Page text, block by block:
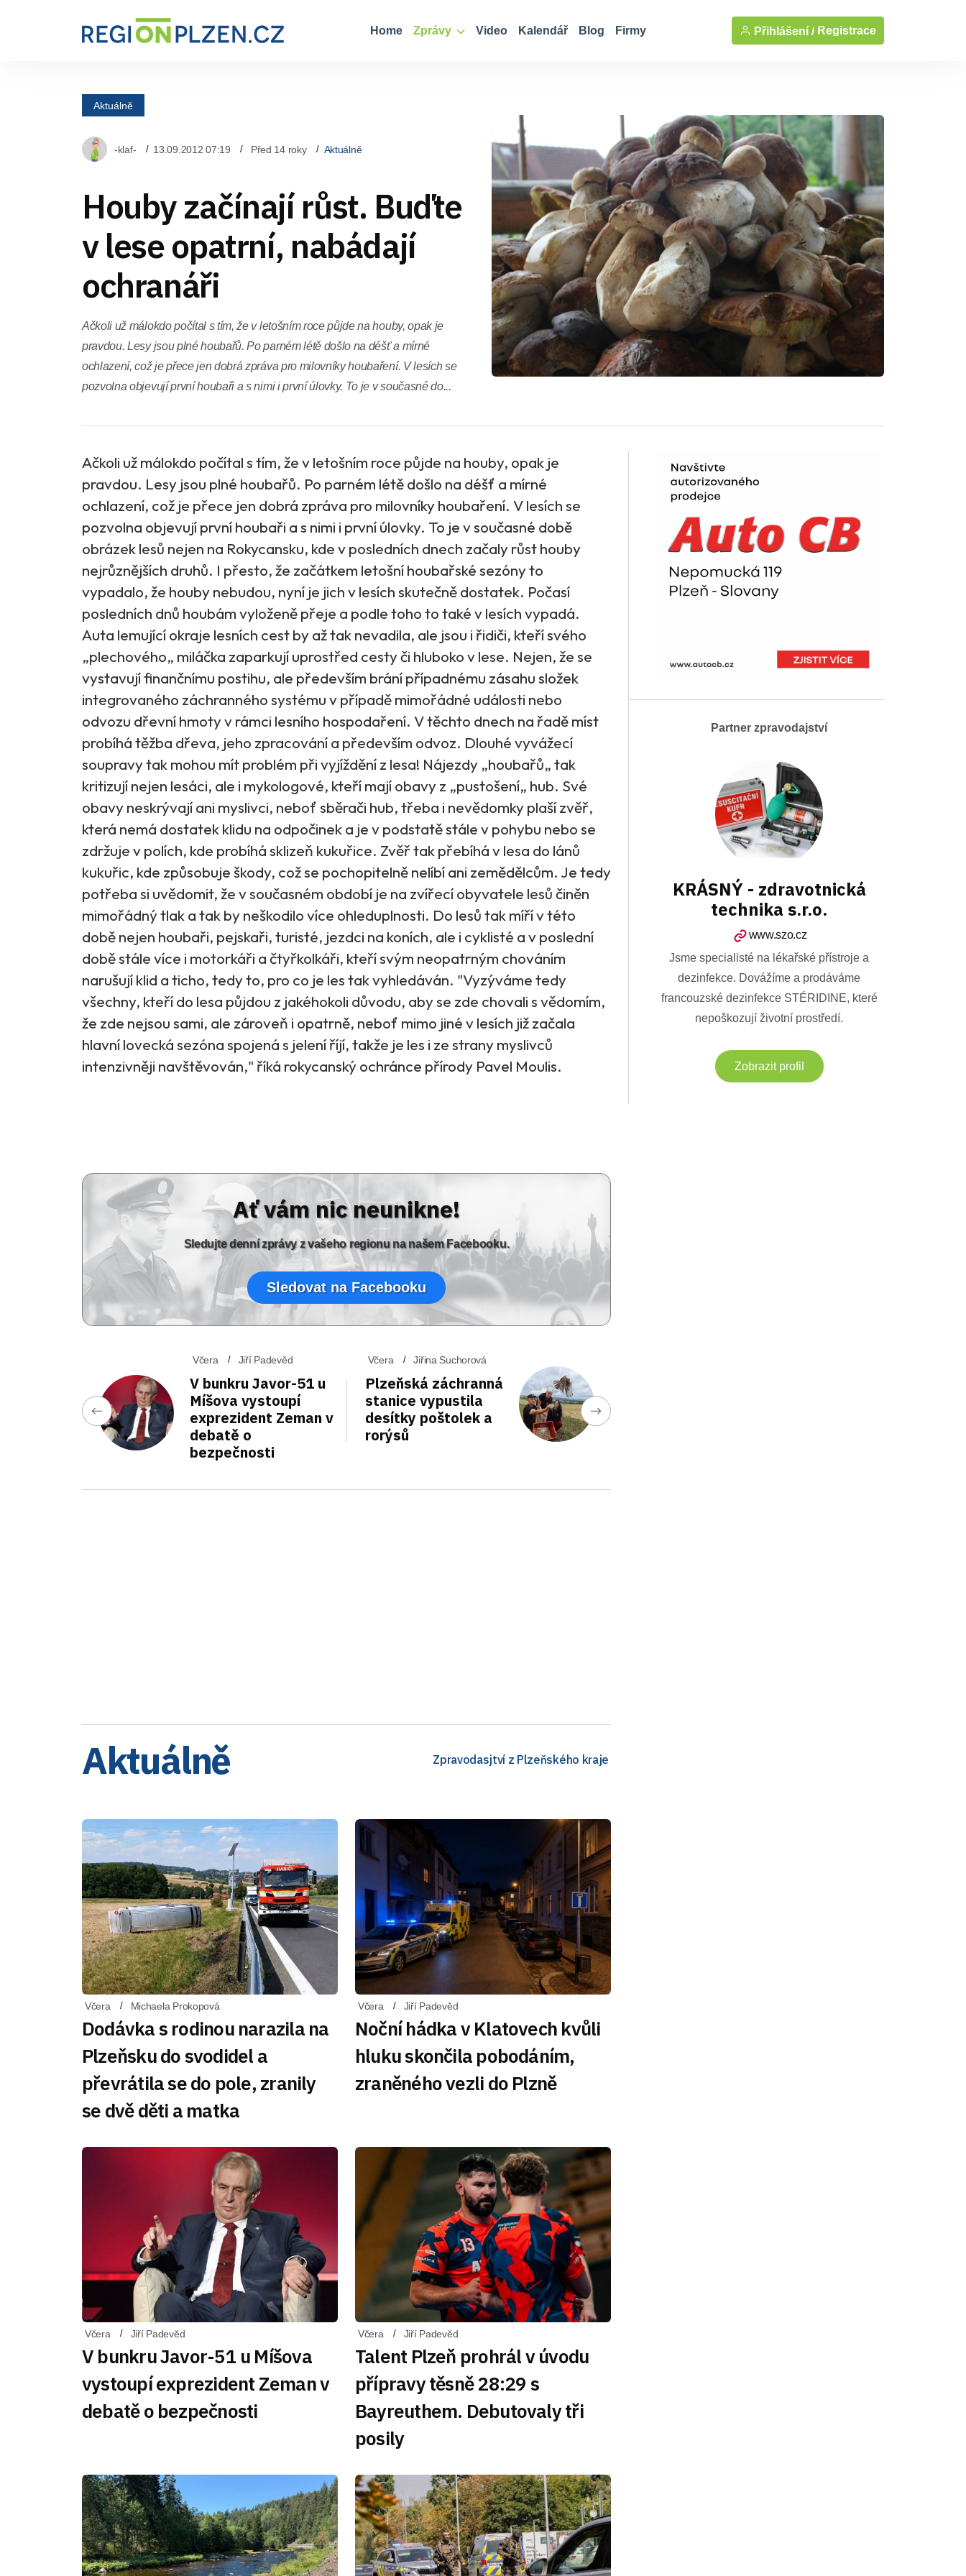
Home Zprávy Video Kalendář Blog Firmy Přihlášení / Registrace
Aktuálně
-klaf- 13.09.2012 07:19 Před 14 roky Aktuálně
Houby začínají růst. Buďte
v lese opatrní, nabádají
ochranáři
Ačkoli už málokdo počítal s tím, že v letošním roce půjde na houby, opak je
pravdou. Lesy jsou plné houbařů. Po parném létě došlo na déšť a mírné
ochlazení, což je přece jen dobrá zpráva pro milovníky houbaření. V lesích se
pozvolna objevují první houbaři a s nimi i první úlovky. To je v současné do...
Ačkoli už málokdo počítal s tím, že v letošním roce půjde na houby, opak je
pravdou. Lesy jsou plné houbařů. Po parném létě došlo na déšť a mírné
ochlazení, což je přece jen dobrá zpráva pro milovníky houbaření. V lesích se
pozvolna objevují první houbaři a s nimi i první úlovky. To je v současné době
obrázek lesů nejen na Rokycansku, kde v posledních dnech začaly růst houby
nejrůznějších druhů. I přesto, že začátkem letošní houbařské sezóny to
vypadalo, že houby nebudou, nyní je jich v lesích skutečně dostatek. Počasí
posledních dnů houbám vyloženě přeje a podle toho to také v lesích vypadá.
Auta lemující okraje lesních cest by až tak nevadila, ale jsou i řidiči, kteří svého
„plechového„ miláčka zaparkují uprostřed cesty či hluboko v lese. Nejen, že se
vystavují finančnímu postihu, ale především brání případnému zásahu složek
integrovaného záchranného systému v případě mimořádné události nebo
odvozu dřevní hmoty v rámci lesního hospodaření. V těchto dnech na řadě míst
probíhá těžba dřeva, jeho zpracování a především odvoz. Dlouhé vyvážecí
soupravy tak mohou mít problém při vyjíždění z lesa! Nájezdy „houbařů„ tak
kritizují nejen lesáci, ale i mykologové, kteří mají obavy z „pustošení„ hub. Své
obavy neskrývají ani myslivci, neboť sběrači hub, třeba i nevědomky plaší zvěř,
která nemá dostatek klidu na odpočinek a je v podstatě stále v pohybu nebo se
zdržuje v polích, kde probíhá sklizeň kukuřice. Zvěř tak přebíhá v lesa do lánů
kukuřic, kde způsobuje škody, což se pochopitelně nelíbí ani zemědělcům. Je tedy
potřeba si uvědomit, že v současném období je na zvířecí obyvatele lesů činěn
mimořádný tlak a tak by neškodilo více ohleduplnosti. Do lesů tak míří v této
době nejen houbaři, pejskaři, turisté, jezdci na koních, ale i cyklisté a v poslední
době stále více i motorkáři a čtyřkolkáři, kteří svým neopatrným chováním
narušují klid a ticho, tedy to, pro co je les tak vyhledáván. "Vyzýváme tedy
všechny, kteří do lesa půjdou z jakéhokoli důvodu, aby se zde chovali s vědomím,
že zde nejsou sami, ale zároveň i opatrně, neboť mimo jiné v lesích již začala
hlavní lovecká sezóna spojená s jelení říjí, takže je les i ze strany myslivců
intenzivněji navštěvován," říká rokycanský ochránce přírody Pavel Moulis.
Ať vám nic neunikne!
Sledujte denní zprávy z vašeho regionu na našem Facebooku.
Sledovat na Facebooku
Včera Jiří Padevěd
V bunkru Javor-51 u
Míšova vystoupí
exprezident Zeman v
debatě o
bezpečnosti
Včera Jiřina Suchorová
Plzeňská záchranná
stanice vypustila
desítky poštolek a
rorýsů
Aktuálně Zpravodasjtví z Plzeňského kraje
Včera Michaela Prokopová
Dodávka s rodinou narazila na
Plzeňsku do svodidel a
převrátila se do pole, zranily
se dvě děti a matka
Včera Jiří Padevěd
Noční hádka v Klatovech kvůli
hluku skončila pobodáním,
zraněného vezli do Plzně
Včera Jiří Padevěd
V bunkru Javor-51 u Míšova
vystoupí exprezident Zeman v
debatě o bezpečnosti
Včera Jiří Padevěd
Talent Plzeň prohrál v úvodu
přípravy těsně 28:29 s
Bayreuthem. Debutovaly tři
posily
Partner zpravodajství
KRÁSNÝ - zdravotnická
technika s.r.o.
www.szo.cz
Jsme specialisté na lékařské přístroje a
dezinfekce. Dovážíme a prodáváme
francouzské dezinfekce STÉRIDINE, které
nepoškozují životní prostředí.
Zobrazit profil